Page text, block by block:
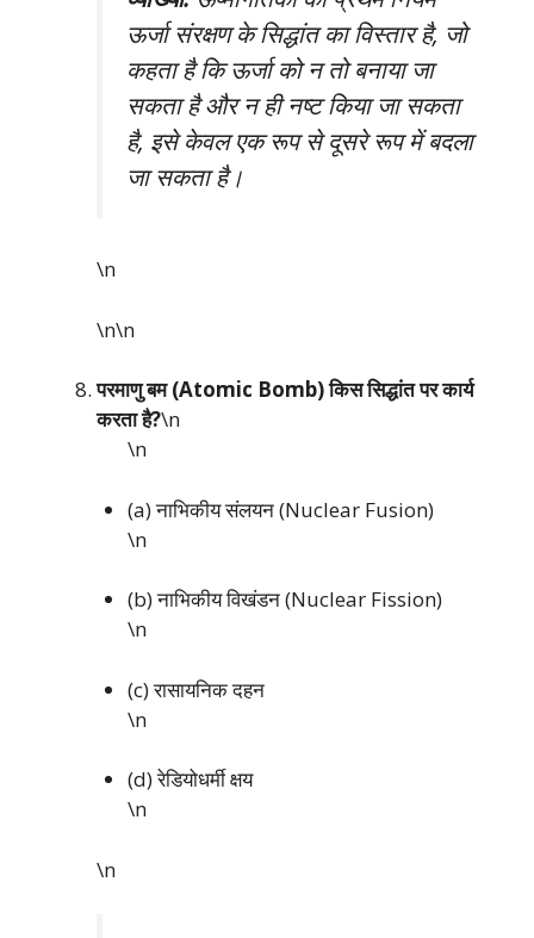
ऊर्जा संरक्षण के सिद्धांत का विस्तार है, जो
कहता है कि ऊर्जा को न तो बनाया जा
सकता है और न ही नष्ट किया जा सकता
है, इसे केवल एक रूप से दूसरे रूप में बदला
जा सकता है।
\n
\n\n
परमाणु बम (Atomic Bomb) किस सिद्धांत पर कार्य
करता है?\n
\n
(a) नाभिकीय संलयन (Nuclear Fusion)
\n
(b) नाभिकीय विखंडन (Nuclear Fission)
\n
(c) रासायनिक दहन
\n
(d) रेडियोधर्मी क्षय
\n
\n